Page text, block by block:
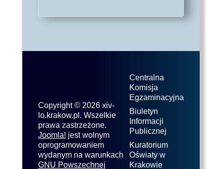
Copyright © 2026 xiv-
lo.krakow.pl. Wszelkie
prawa zastrzeżone.
Joomla! jest wolnym
oprogramowaniem
wydanym na warunkach
GNU Powszechnej
Centralna
Komisja
Egzaminacyjna
Biuletyn
Informacji
Publicznej
Kuratorium
Oświaty w
Krakowie